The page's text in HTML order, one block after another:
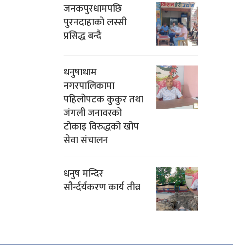
जनकपुरधामपछि
पुरनदाहाको लस्सी
प्रसिद्ध बन्दै
धनुषाधाम
नगरपालिकामा
पहिलोपटक कुकुर तथा
जंगली जनावरको
टोकाइ विरुद्धको खोप
सेवा संचालन
धनुष मन्दिर
सौर्न्दर्यकरण कार्य तीव्र